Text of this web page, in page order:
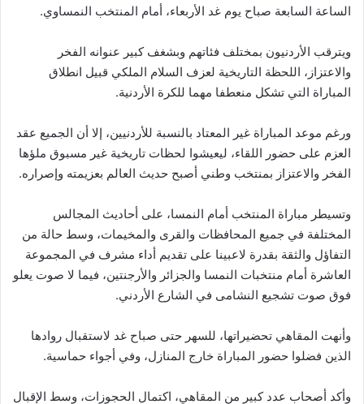
الساعة السابعة صباح يوم غد الأربعاء، أمام المنتخب النمساوي.
ويترقب الأردنيون بمختلف فئاتهم وبشغف كبير عنوانه الفخر
والاعتزاز، اللحظة التاريخية لعزف السلام الملكي قبيل انطلاق
المباراة التي تشكل منعطفا مهما للكرة الأردنية.
ورغم موعد المباراة غير المعتاد بالنسبة للأردنيين، إلا أن الجميع عقد
العزم على حضور اللقاء، ليعيشوا لحظات تاريخية غير مسبوق ملؤها
الفخر والاعتزاز بمنتخب وطني أصبح حديث العالم بعزيمته وإصراره.
وتسيطر مباراة المنتخب أمام النمسا، على أحاديث المجالس
المختلفة في جميع المحافظات والقرى والمخيمات، وسط حالة من
التفاؤل والثقة بقدرة لاعبينا على تقديم أداء مشرف في المجموعة
العاشرة أمام منتخبات النمسا والجزائر والأرجنتين، فيما لا صوت يعلو
فوق صوت تشجيع النشامى في الشارع الأردني.
وأنهت المقاهي تحضيراتها، للسهر حتى صباح غد لاستقبال روادها
الذين فضلوا حضور المباراة خارج المنازل، وفي أجواء حماسية.
وأكد أصحاب عدد كبير من المقاهي، اكتمال الحجوزات، وسط الإقبال